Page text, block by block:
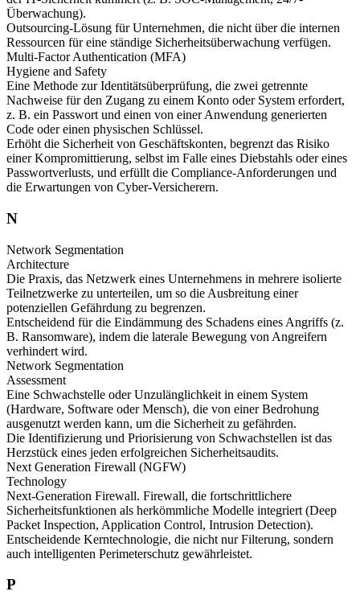
Überwachung).
Outsourcing-Lösung für Unternehmen, die nicht über die internen
Ressourcen für eine ständige Sicherheitsüberwachung verfügen.
Multi-Factor Authentication (MFA)
Hygiene and Safety
Eine Methode zur Identitätsüberprüfung, die zwei getrennte
Nachweise für den Zugang zu einem Konto oder System erfordert,
z. B. ein Passwort und einen von einer Anwendung generierten
Code oder einen physischen Schlüssel.
Erhöht die Sicherheit von Geschäftskonten, begrenzt das Risiko
einer Kompromittierung, selbst im Falle eines Diebstahls oder eines
Passwortverlusts, und erfüllt die Compliance-Anforderungen und
die Erwartungen von Cyber-Versicherern.
N
Network Segmentation
Architecture
Die Praxis, das Netzwerk eines Unternehmens in mehrere isolierte
Teilnetzwerke zu unterteilen, um so die Ausbreitung einer
potenziellen Gefährdung zu begrenzen.
Entscheidend für die Eindämmung des Schadens eines Angriffs (z.
B. Ransomware), indem die laterale Bewegung von Angreifern
verhindert wird.
Network Segmentation
Assessment
Eine Schwachstelle oder Unzulänglichkeit in einem System
(Hardware, Software oder Mensch), die von einer Bedrohung
ausgenutzt werden kann, um die Sicherheit zu gefährden.
Die Identifizierung und Priorisierung von Schwachstellen ist das
Herzstück eines jeden erfolgreichen Sicherheitsaudits.
Next Generation Firewall (NGFW)
Technology
Next-Generation Firewall. Firewall, die fortschrittlichere
Sicherheitsfunktionen als herkömmliche Modelle integriert (Deep
Packet Inspection, Application Control, Intrusion Detection).
Entscheidende Kerntechnologie, die nicht nur Filterung, sondern
auch intelligenten Perimeterschutz gewährleistet.
P